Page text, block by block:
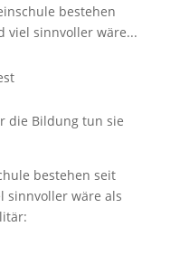
bestehen
viel sinnvoller wäre...
die Bildung tun sie
bestehen seit
sinnvoller wäre als